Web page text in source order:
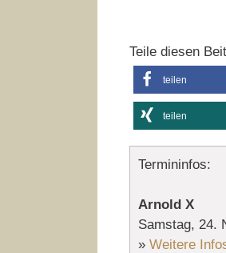
Teile diesen
teilen
teilen
Termininfos:
Arnold X
Samstag, 24.
» Weitere